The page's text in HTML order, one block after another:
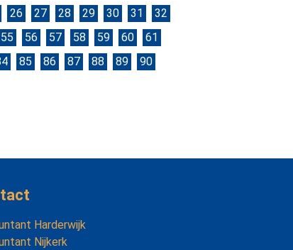
26 27 28 29 30 31
32
55 56 57 58 59 60
61
85 86 87 88 89
90
Harderwijk
Nijkerk